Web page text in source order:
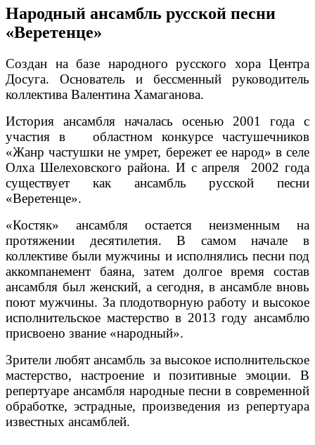
Народный ансамбль русской песни
«Веретенце»
Создан на базе народного русского хора Центра
Досуга. Основатель и бессменный руководитель
коллектива Валентина Хамаганова.
История ансамбля началась осенью 2001 года с
участия в областном конкурсе частушечников
«Жанр частушки не умрет, бережет ее народ» в селе
Олха Шелеховского района. И с апреля 2002 года
существует как ансамбль русской песни
«Веретенце».
«Костяк» ансамбля остается неизменным на
протяжении десятилетия. В самом начале в
коллективе были мужчины и исполнялись песни под
аккомпанемент баяна, затем долгое время состав
ансамбля был женский, а сегодня, в ансамбле вновь
поют мужчины. За плодотворную работу и высокое
исполнительское мастерство в 2013 году ансамблю
присвоено звание «народный».
Зрители любят ансамбль за высокое исполнительское
мастерство, настроение и позитивные эмоции. В
репертуаре ансамбля народные песни в современной
обработке, эстрадные, произведения из репертуара
известных ансамблей.